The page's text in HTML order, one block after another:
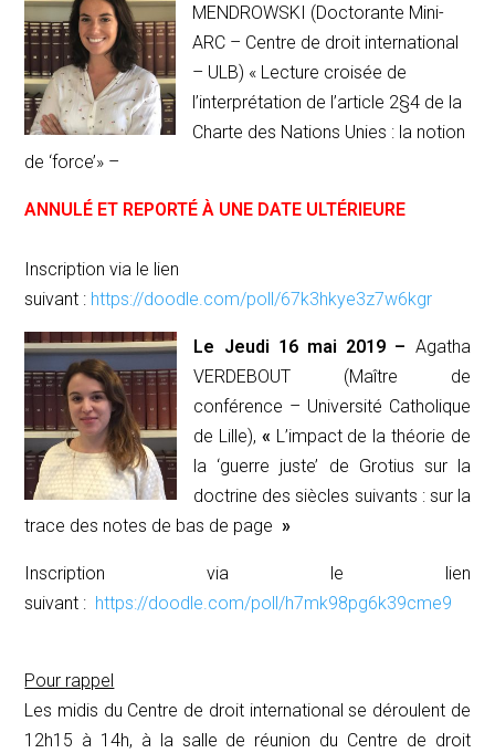
MENDROWSKI (Doctorante Mini-
ARC – Centre de droit international
– ULB) « Lecture croisée de
l’interprétation de l’article 2§4 de la
Charte des Nations Unies : la notion
de ‘force’» –
ANNULÉ ET REPORTÉ À UNE DATE ULTÉRIEURE
Inscription via le lien
suivant : https://doodle.com/poll/67k3hkye3z7w6kgr
Le Jeudi 16 mai 2019 – Agatha
VERDEBOUT (Maître de
conférence – Université Catholique
de Lille), « L’impact de la théorie de
la ‘guerre juste’ de Grotius sur la
doctrine des siècles suivants : sur la
trace des notes de bas de page »
Inscription via le lien
suivant : https://doodle.com/poll/h7mk98pg6k39cme9
Pour rappel
Les midis du Centre de droit international se déroulent de
12h15 à 14h, à la salle de réunion du Centre de droit